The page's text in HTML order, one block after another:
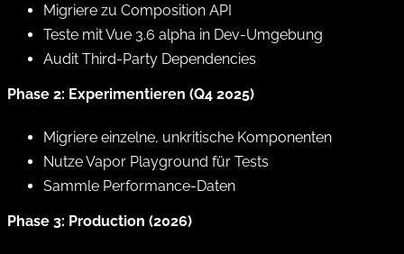
Migriere zu Composition API
Teste mit Vue 3.6 alpha in Dev-Umgebung
Audit Third-Party Dependencies
Phase 2: Experimentieren (Q4 2025)
Migriere einzelne, unkritische Komponenten
Nutze Vapor Playground für Tests
Sammle Performance-Daten
Phase 3: Production (2026)